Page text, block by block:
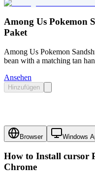
Among Us Pokemon
Paket
Among Us Pokemon
bean with a matching tan
Ansehen
Hinzufügen
Browser Windows
How to Install cursor
Chrome